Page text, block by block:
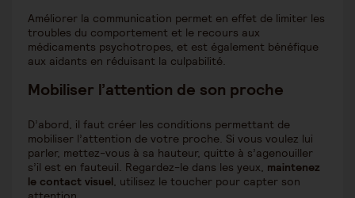
Améliorer la communication permet en effet de limiter les
troubles du comportement et le recours aux
médicaments psychotropes, et est également bénéfique
aux aidants en réduisant la culpabilité.
Mobiliser l’attention de son proche
D’abord, il faut créer les conditions permettant de
mobiliser l’attention de votre proche. Si vous voulez lui
parler, mettez-vous à sa hauteur, quitte à s’agenouiller
s’il est en fauteuil. Regardez-le dans les yeux, maintenez
le contact visuel, utilisez le toucher pour capter son